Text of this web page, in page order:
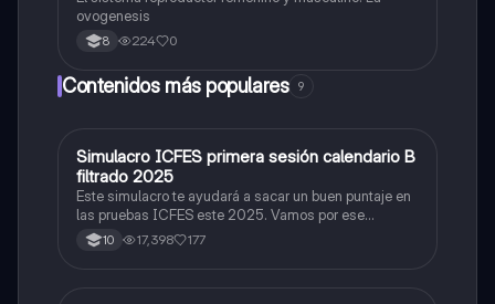
ovogenesis
8 224 0
Contenidos más populares 9
ICFES: Matemáticas
Simulacro ICFES primera sesión calendario B
filtrado 2025
Este simulacro te ayudará a sacar un buen puntaje en
las pruebas ICFES este 2025. Vamos por ese
500/500. Y poder ser admitido en la universidad que
quieras, estudiar la carrera que quieres y no la que te
10 17,398 177